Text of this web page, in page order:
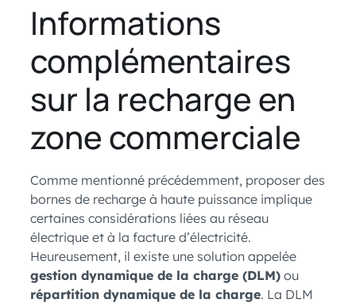
Informations
complémentaires
sur la recharge en
zone commerciale
Comme mentionné précédemment, proposer des
bornes de recharge à haute puissance implique
certaines considérations liées au réseau
électrique et à la facture d’électricité.
Heureusement, il existe une solution appelée
gestion dynamique de la charge (DLM) ou
répartition dynamique de la charge. La DLM